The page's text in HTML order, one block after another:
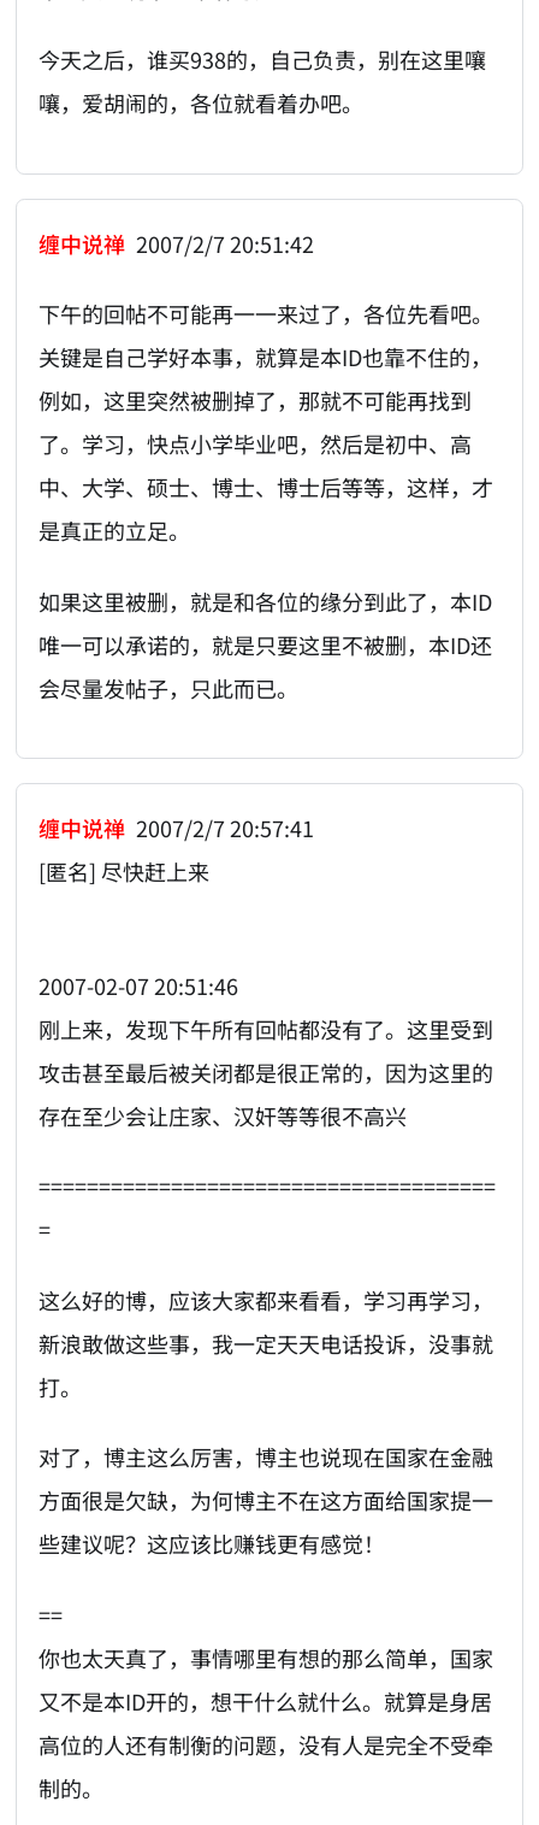
今天之后，谁买938的，自己负责，别在这里嚷
嚷，爱胡闹的，各位就看着办吧。
缠中说禅 2007/2/7 20:51:42
下午的回帖不可能再一一来过了，各位先看吧。
关键是自己学好本事，就算是本ID也靠不住的，
例如，这里突然被删掉了，那就不可能再找到
了。学习，快点小学毕业吧，然后是初中、高
中、大学、硕士、博士、博士后等等，这样，才
是真正的立足。
如果这里被删，就是和各位的缘分到此了，本ID
唯一可以承诺的，就是只要这里不被删，本ID还
会尽量发帖子，只此而已。
缠中说禅 2007/2/7 20:57:41
[匿名] 尽快赶上来
2007-02-07 20:51:46
刚上来，发现下午所有回帖都没有了。这里受到
攻击甚至最后被关闭都是很正常的，因为这里的
存在至少会让庄家、汉奸等等很不高兴
======================================
=
这么好的博，应该大家都来看看，学习再学习，
新浪敢做这些事，我一定天天电话投诉，没事就
打。
对了，博主这么厉害，博主也说现在国家在金融
方面很是欠缺，为何博主不在这方面给国家提一
些建议呢？这应该比赚钱更有感觉！
==
你也太天真了，事情哪里有想的那么简单，国家
又不是本ID开的，想干什么就什么。就算是身居
高位的人还有制衡的问题，没有人是完全不受牵
制的。